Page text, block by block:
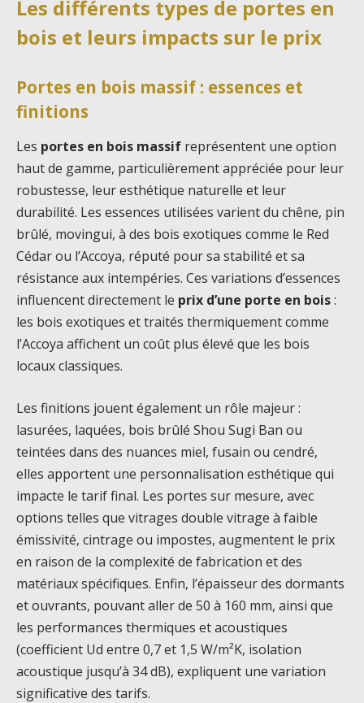
Les différents types de portes en
bois et leurs impacts sur le prix
Portes en bois massif : essences et
finitions
Les portes en bois massif représentent une option
haut de gamme, particulièrement appréciée pour leur
robustesse, leur esthétique naturelle et leur
durabilité. Les essences utilisées varient du chêne, pin
brûlé, movingui, à des bois exotiques comme le Red
Cédar ou l’Accoya, réputé pour sa stabilité et sa
résistance aux intempéries. Ces variations d’essences
influencent directement le prix d’une porte en bois:
les bois exotiques et traités thermiquement comme
l’Accoya affichent un coût plus élevé que les bois
locaux classiques.
Les finitions jouent également un rôle majeur :
lasurées, laquées, bois brûlé Shou Sugi Ban ou
teintées dans des nuances miel, fusain ou cendré,
elles apportent une personnalisation esthétique qui
impacte le tarif final. Les portes sur mesure, avec
options telles que vitrages double vitrage à faible
émissivité, cintrage ou impostes, augmentent le prix
en raison de la complexité de fabrication et des
matériaux spécifiques. Enfin, l’épaisseur des dormants
et ouvrants, pouvant aller de 50 à 160 mm, ainsi que
les performances thermiques et acoustiques
(coefficient Ud entre 0,7 et 1,5 W/m²K, isolation
acoustique jusqu’à 34 dB), expliquent une variation
significative des tarifs.